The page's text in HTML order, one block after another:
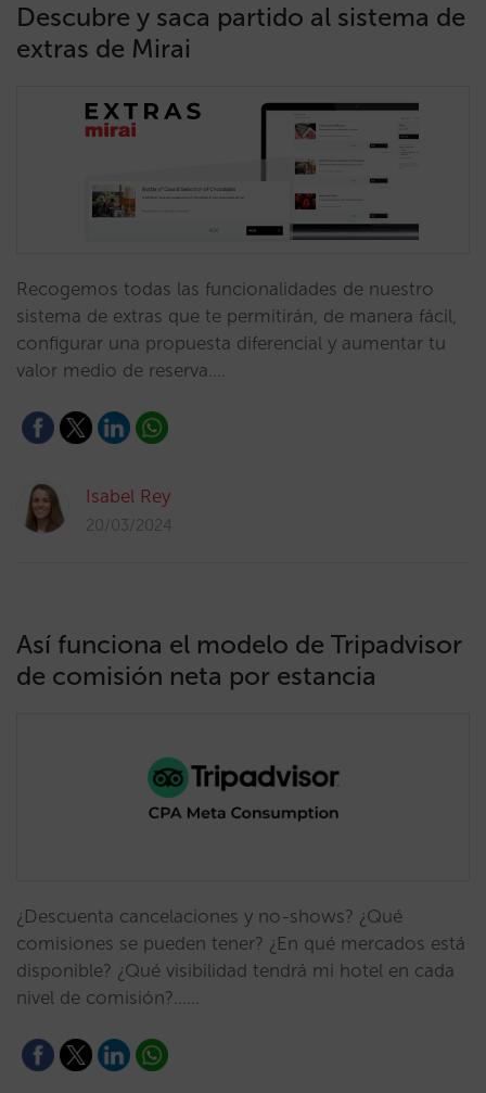
Descubre y saca partido al sistema de
extras de Mirai
Recogemos todas las funcionalidades de nuestro
sistema de extras que te permitirán, de manera fácil,
configurar una propuesta diferencial y aumentar tu
valor medio de reserva.…
Isabel Rey
20/03/2024
Así funciona el modelo de Tripadvisor
de comisión neta por estancia
¿Descuenta cancelaciones y no-shows? ¿Qué
comisiones se pueden tener? ¿En qué mercados está
disponible? ¿Qué visibilidad tendrá mi hotel en cada
nivel de comisión?...…